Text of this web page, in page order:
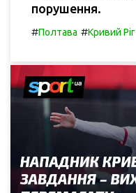
порушення.
#Полтава #Кривий Ріг